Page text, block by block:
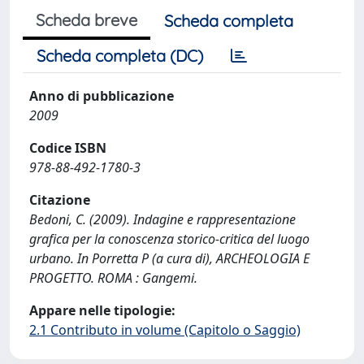
Scheda breve
Scheda completa
Scheda completa (DC)
Anno di pubblicazione
2009
Codice ISBN
978-88-492-1780-3
Citazione
Bedoni, C. (2009). Indagine e rappresentazione
grafica per la conoscenza storico-critica del luogo
urbano. In Porretta P (a cura di), ARCHEOLOGIA E
PROGETTO. ROMA : Gangemi.
Appare nelle tipologie:
2.1 Contributo in volume (Capitolo o Saggio)